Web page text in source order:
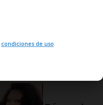
condiciones de uso.